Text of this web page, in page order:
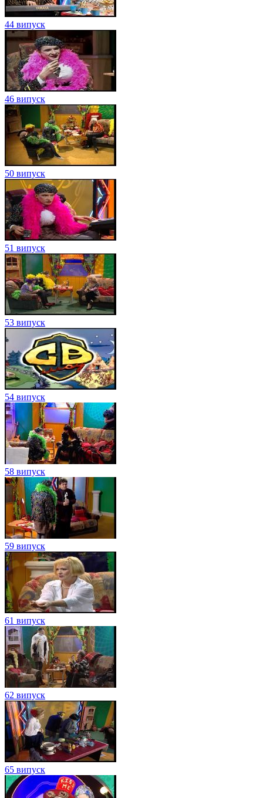
44 випуск
46 випуск
50 випуск
51 випуск
53 випуск
54 випуск
58 випуск
59 випуск
61 випуск
62 випуск
65 випуск